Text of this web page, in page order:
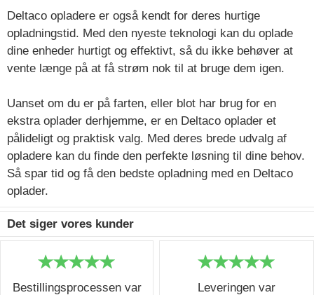
Deltaco opladere er også kendt for deres hurtige
opladningstid. Med den nyeste teknologi kan du oplade
dine enheder hurtigt og effektivt, så du ikke behøver at
vente længe på at få strøm nok til at bruge dem igen.
Uanset om du er på farten, eller blot har brug for en
ekstra oplader derhjemme, er en Deltaco oplader et
pålideligt og praktisk valg. Med deres brede udvalg af
opladere kan du finde den perfekte løsning til dine behov.
Så spar tid og få den bedste opladning med en Deltaco
oplader.
Det siger vores kunder
Bestillingsprocessen var
Leveringen var